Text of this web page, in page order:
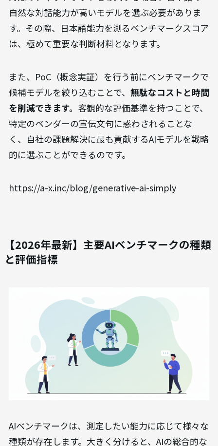
自然な対話能力が高いモデルを選ぶ必要がありま
す。その際、日本語能力を測るベンチマークスコア
は、極めて重要な判断材料となります。
また、PoC（概念実証）を行う前にベンチマークで
候補モデルを絞り込むことで、 無駄なコストと時間
を削減できます。 客観的な評価基準を持つことで、
特定のベンダーの宣伝文句に惑わされることな
く、自社の課題解決に最も貢献するAIモデルを戦略
的に選ぶことができるのです。
https://a-x.inc/blog/generative-ai-simply
【2026年最新】主要AIベンチマークの種類
と評価指標
AIベンチマークは、測定したい能力に応じて様々な
種類が存在します。大きく分けると、AIの総合的な